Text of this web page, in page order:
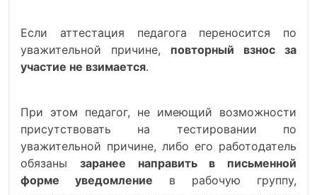
Если аттестация педагога переносится по
уважительной причине, повторный взнос за
участие не взимается.
При этом педагог, не имеющий возможности
присутствовать на тестировании по
уважительной причине, либо его работодатель
обязаны заранее направить в письменной
форме уведомление в рабочую группу,